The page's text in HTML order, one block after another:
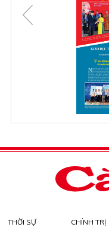
THỜI SỰ CHÍNH TRỊ